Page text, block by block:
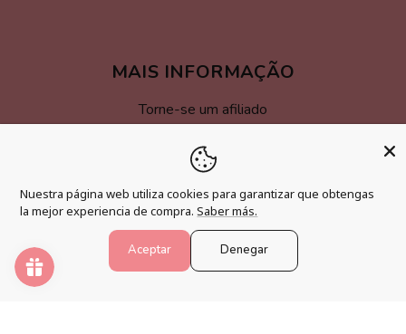
MAIS INFORMAÇÃO
Torne-se um afiliado
Programa de fidelização
Blogue
Nuestra página web utiliza cookies para garantizar que obtengas
la mejor experiencia de compra. Saber más.
Aceptar Denegar